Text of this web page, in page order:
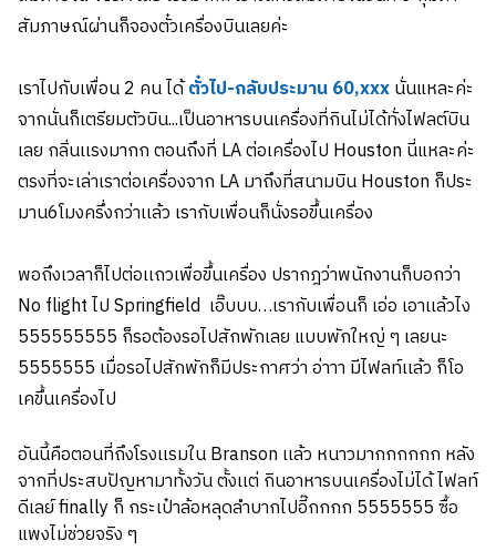
สัมภาษณ์ผ่านก็จองตั๋วเครื่องบินเลยค่ะ
เราไปกับเพื่อน 2 คน ได้ตั๋วไป-กลับประมาน 60,xxxนั่นแหละค่ะ
จากนั่นก็เตรียมตัวบิน...เป็นอาหารบนเครื่องที่กินไม่ได้ทั่งไฟลต์บิน
เลย กลิ่นเเรงมากก ตอนถึงที่ LA ต่อเครื่องไป Houston นี่แหละค่ะ
ตรงที่จะเล่าเราต่อเครื่องจาก LA มาถึงที่สนามบิน Houston ก็ประ
มาน6โมงครึ่งกว่าเเล้ว เรากับเพื่อนก็นั่งรอขึ้นเครื่อง
พอถึงเวลาก็ไปต่อเเถวเพื่อขึ้นเครื่อง ปรากฎว่าพนักงานก็บอกว่า
No flight ไป Springfield เอิ๊บบบ…เรากับเพื่อนก็ เอ่อ เอาเเล้วไง
555555555 ก็รอต้องรอไปสักพักเลย แบบพักใหญ่ ๆ เลยนะ
5555555 เมื่อรอไปสักพักก็มีประกาศว่า อ่าาา มีไฟลท์เเล้ว ก็โอ
เคขึ้นเครื่องไป
อันนี้คือตอนที่ถึงโรงเเรมใน Branson เเล้ว หนาวมากกกกกก หลัง
จากที่ประสบปัญหามาทั้งวัน ตั้งเเต่ กินอาหารบนเครื่องไม่ได้ ไฟลท์
ดีเลย์ finally ก็ กระเป๋าล้อหลุดลำบากไปอี๊กกกก 5555555 ซื้อ
แพงไม่ช่วยจริง ๆ